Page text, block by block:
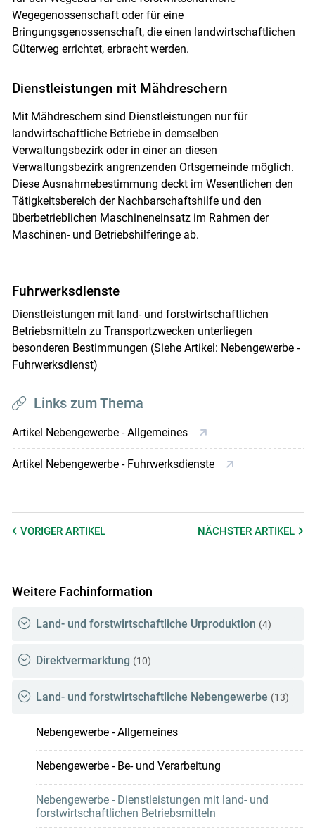
Wegegenossenschaft oder für eine
Bringungsgenossenschaft, die einen landwirtschaftlichen
Güterweg errichtet, erbracht werden.
Dienstleistungen mit Mähdreschern
Mit Mähdreschern sind Dienstleistungen nur für
landwirtschaftliche Betriebe in demselben
Verwaltungsbezirk oder in einer an diesen
Verwaltungsbezirk angrenzenden Ortsgemeinde möglich.
Diese Ausnahmebestimmung deckt im Wesentlichen den
Tätigkeitsbereich der Nachbarschaftshilfe und den
überbetrieblichen Maschineneinsatz im Rahmen der
Maschinen- und Betriebshilferinge ab.
Fuhrwerksdienste
Dienstleistungen mit land- und forstwirtschaftlichen
Betriebsmitteln zu Transportzwecken unterliegen
besonderen Bestimmungen (Siehe Artikel: Nebengewerbe -
Fuhrwerksdienst)
Links zum Thema
Artikel Nebengewerbe - Allgemeines
Artikel Nebengewerbe - Fuhrwerksdienste
VORIGER ARTIKEL NÄCHSTERARTIKEL
Weitere Fachinformation
Land- und forstwirtschaftliche Urproduktion (4)
Direktvermarktung (10)
Land- und forstwirtschaftliche Nebengewerbe (13)
Nebengewerbe - Allgemeines
Nebengewerbe - Be- und Verarbeitung
Nebengewerbe - Dienstleistungen mit land- und
forstwirtschaftlichen Betriebsmitteln